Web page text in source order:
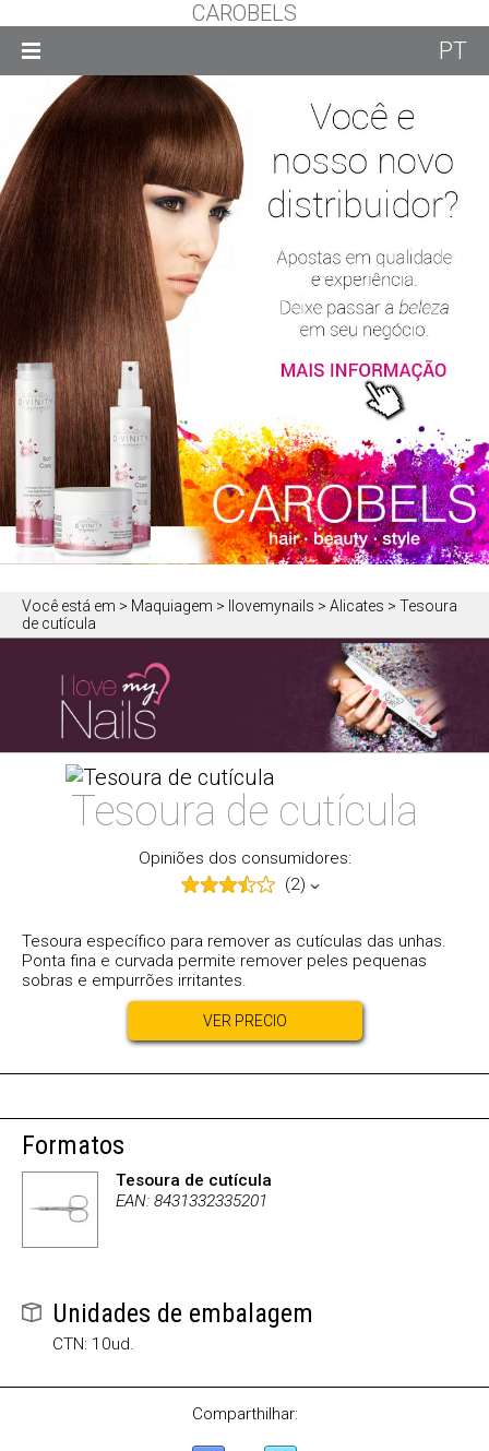
CAROBELS
PT
Você está em > Maquiagem > Ilovemynails > Alicates > Tesoura
de cutícula
Tesoura de cutícula
Opiniões dos consumidores:
(2)
Tesoura específico para remover as cutículas das unhas.
Ponta fina e curvada permite remover peles pequenas
sobras e empurrões irritantes.
VER PRECIO
Formatos
Tesoura de cutícula
EAN: 8431332335201
Unidades de embalagem
CTN: 10ud.
Comparthilhar: